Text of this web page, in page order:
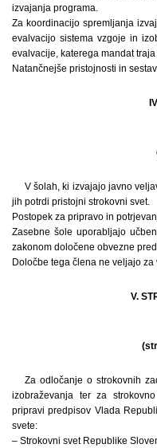
izvajanja programa.
Za koordinacijo spremljanja
evalvacijo sistema vzgoje in
evalvacije, katerega mandat traja
Natančnejše pristojnosti in
V šolah, ki izvajajo javno
jih potrdi pristojni strokovni svet.
Postopek za pripravo in
Zasebne šole uporabljajo
zakonom določene obvezne
Določbe tega člena ne veljajo
V.
Za odločanje o strokovnih
izobraževanja ter za
pripravi predpisov Vlada
svete:
– Strokovni svet Republike